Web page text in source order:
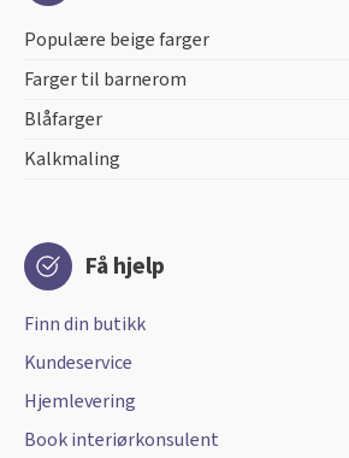
Populære beige farger
Farger til barnerom
Blåfarger
Kalkmaling
Få hjelp
Finn din butikk
Kundeservice
Hjemlevering
Book interiørkonsulent